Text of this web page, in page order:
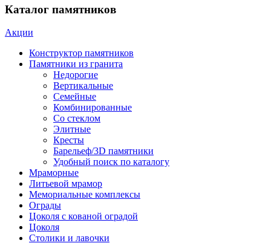
Каталог памятников
Акции
Конструктор памятников
Памятники из гранита
Недорогие
Вертикальные
Семейные
Комбинированные
Со стеклом
Элитные
Кресты
Барельеф/3D памятники
Удобный поиск по каталогу
Мраморные
Литьевой мрамор
Мемориальные комплексы
Ограды
Цоколя с кованой оградой
Цоколя
Столики и лавочки